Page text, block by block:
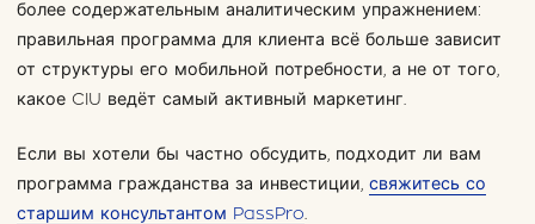
более содержательным аналитическим упражнением:
правильная программа для клиента всё больше зависит
от структуры его мобильной потребности, а не от того,
какое CIU ведёт самый активный маркетинг.
Если вы хотели бы частно обсудить, подходит ли вам
программа гражданства за инвестиции, свяжитесь со
старшим консультантом PassPro